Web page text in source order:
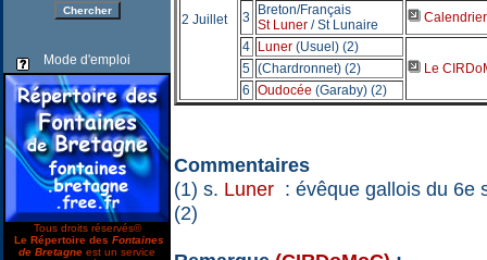
Mode d'emploi
Tous droits réservés©
Le Répertoire des Fontaines
de Bretagne est un service
2 Juillet
3
Breton/Français
St Luner / St Lunaire
4
Luner (Usuel) (2)
Le
5 (Chardronnet) (2)
6 Oudocée (Garaby) (2)
Commentaires
(1) s. Luner : évêque gallois du 6e
(2)